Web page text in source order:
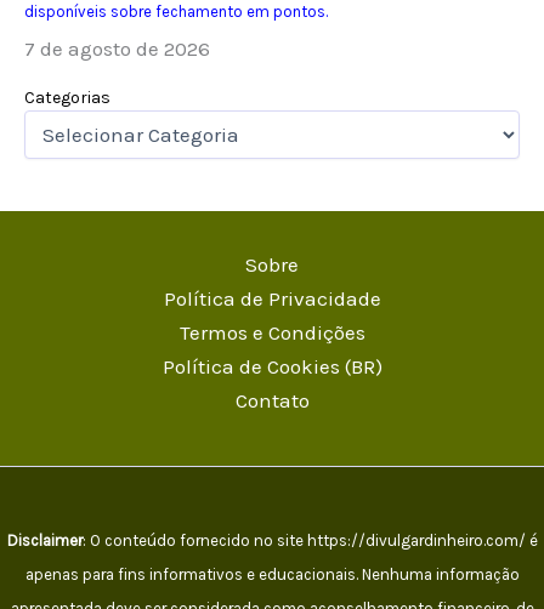
disponíveis sobre fechamento em pontos.
7 de agosto de 2026
Categorias
Sobre
Política de Privacidade
Termos e Condições
Política de Cookies (BR)
Contato
Disclaimer: O conteúdo fornecido no site https://divulgardinheiro.com/ é
apenas para fins informativos e educacionais. Nenhuma informação